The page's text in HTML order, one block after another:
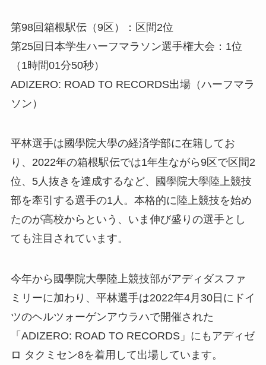
第98回箱根駅伝（9区）：区間2位
第25回日本学生ハーフマラソン選手権大会：1位
（1時間01分50秒）
ADIZERO: ROAD TO RECORDS出場（ハーフマラ
ソン）
平林選手は國學院大學の経済学部に在籍してお
り、2022年の箱根駅伝では1年生ながら9区で区間2
位、5人抜きを達成するなど、國學院大學陸上競技
部を牽引する選手の1人。本格的に陸上競技を始め
たのが高校からという、いま伸び盛りの選手とし
ても注目されています。
今年から國學院大學陸上競技部がアディダスファ
ミリーに加わり、平林選手は2022年4月30日にドイ
ツのヘルツォーゲンアウラハで開催された
「ADIZERO: ROAD TO RECORDS」にもアディゼ
ロ タクミセン8を着用して出場しています。